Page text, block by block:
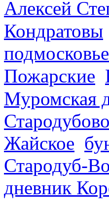
Алексей
Кондратовы
Пожарские
Муромская
Жайское
Стародуб-
дневник